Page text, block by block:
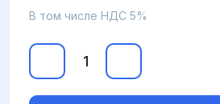
В том числе НДС 5%